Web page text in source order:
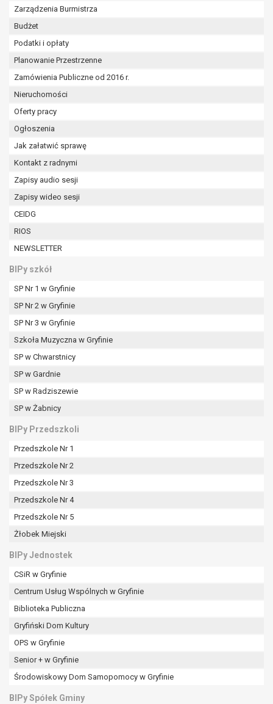
Zarządzenia Burmistrza
Budżet
Podatki i opłaty
Planowanie Przestrzenne
Zamówienia Publiczne od 2016 r.
Nieruchomości
Oferty pracy
Ogłoszenia
Jak załatwić sprawę
Kontakt z radnymi
Zapisy audio sesji
Zapisy wideo sesji
CEIDG
RIOS
NEWSLETTER
BIPy szkół
SP Nr 1 w Gryfinie
SP Nr 2 w Gryfinie
SP Nr 3 w Gryfinie
Szkoła Muzyczna w Gryfinie
SP w Chwarstnicy
SP w Gardnie
SP w Radziszewie
SP w Żabnicy
BIPy Przedszkoli
Przedszkole Nr 1
Przedszkole Nr 2
Przedszkole Nr 3
Przedszkole Nr 4
Przedszkole Nr 5
Żłobek Miejski
BIPy Jednostek
CSiR w Gryfinie
Centrum Usług Wspólnych w Gryfinie
Biblioteka Publiczna
Gryfiński Dom Kultury
OPS w Gryfinie
Senior + w Gryfinie
Środowiskowy Dom Samopomocy w Gryfinie
BIPy Spółek Gminy
Z przyczyn związanych z Pani/Pana
że wykaże on istnienie ważnych prawnie
uzasadnionych podstaw do przetwarzania,
W przypadku gdy przetwarzanie danych
osobowych odbywa się na podstawie zgody osoby
lit a RODO), przysługuje Pani/Panu prawo do
przetwarzania, którego dokonano na podstawie
Przysługuje Pani/Panu prawo wniesienia skargi do
organu nadzorczego na niezgodne z prawem
przez administratora.
Organem właściwym do wniesienia skargi jest
Prezes Urzędu Ochrony Danych Osobowych.
dane osobowe, podanie danych osobowych jest
dobrowolne albo jest wymogiem ustawowym lub
umownym.
Pani/Pana dane nie będą poddawane
tym również profilowaniu.